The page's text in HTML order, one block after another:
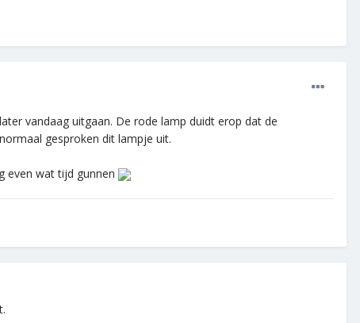
vandaag uitgaan. De rode lamp duidt erop dat de
gesproken dit lampje uit.
even wat tijd gunnen